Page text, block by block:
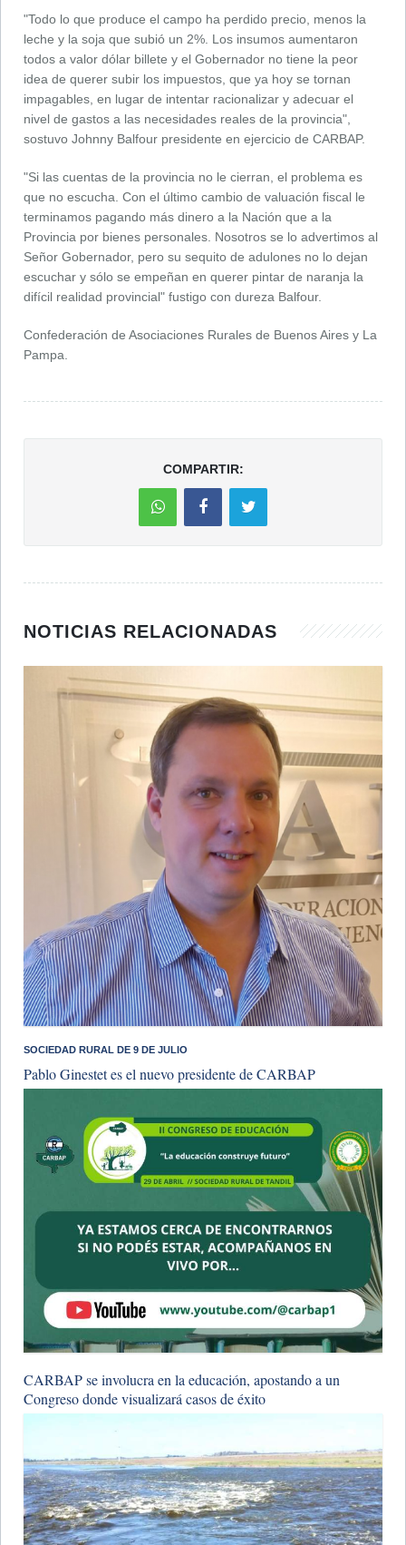
"Todo lo que produce el campo ha perdido precio, menos la
leche y la soja que subió un 2%. Los insumos aumentaron
todos a valor dólar billete y el Gobernador no tiene la peor
idea de querer subir los impuestos, que ya hoy se tornan
impagables, en lugar de intentar racionalizar y adecuar el
nivel de gastos a las necesidades reales de la provincia",
sostuvo Johnny Balfour presidente en ejercicio de CARBAP.
"Si las cuentas de la provincia no le cierran, el problema es
que no escucha. Con el último cambio de valuación fiscal le
terminamos pagando más dinero a la Nación que a la
Provincia por bienes personales. Nosotros se lo advertimos al
Señor Gobernador, pero su sequito de adulones no lo dejan
escuchar y sólo se empeñan en querer pintar de naranja la
difícil realidad provincial" fustigo con dureza Balfour.
Confederación de Asociaciones Rurales de Buenos Aires y La
Pampa.
COMPARTIR:
NOTICIAS RELACIONADAS
SOCIEDAD RURAL DE 9 DE JULIO
Pablo Ginestet es el nuevo presidente de CARBAP
CARBAP se involucra en la educación, apostando a un
Congreso donde visualizará casos de éxito